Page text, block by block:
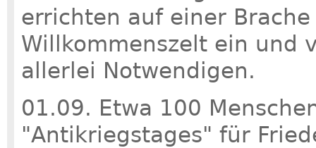
errichten auf einer
Willkommenszelt ein und
allerlei Notwendigen.
01.09. Etwa 100
"Antikriegstages" für